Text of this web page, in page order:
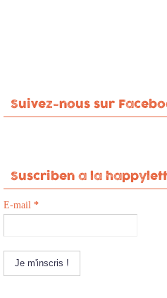
Suivez-nous sur
Suscriben a la
E-mail *